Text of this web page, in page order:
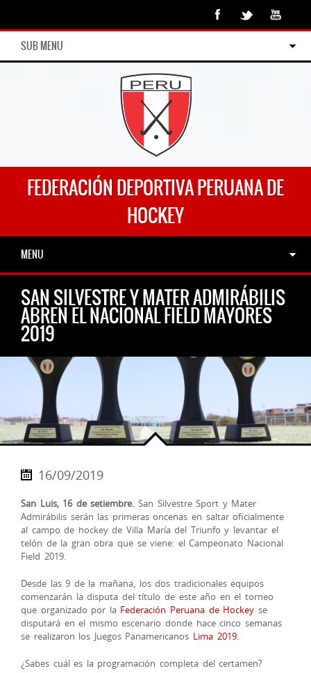
SUB MENU
FEDERACIÓN DEPORTIVA PERUANA DE
HOCKEY
MENU
SAN SILVESTRE Y MATER ADMIRÁBILIS
ABREN EL NACIONAL FIELD MAYORES
2019
16/09/2019
San Luis, 16 de setiembre. San Silvestre Sport y Mater
Admirábilis serán las primeras oncenas en saltar oficialmente
al campo de hockey de Villa María del Triunfo y levantar el
telón de la gran obra que se viene: el Campeonato Nacional
Field 2019.
Desde las 9 de la mañana, los dos tradicionales equipos
comenzarán la disputa del título de este año en el torneo
que organizado por la Federación Peruana de Hockey se
disputará en el mismo escenario donde hace cinco semanas
se realizaron los Juegos Panamericanos Lima 2019.
¿Sabes cuál es la programación completa del certamen?